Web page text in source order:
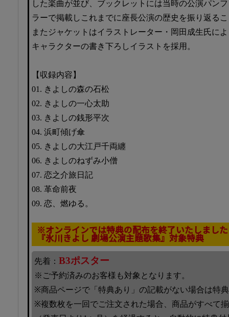
した楽曲が並び、ブックレットには当時の公演パン
ラーで掲載しこれまでに座長公演の歴史を振り返る
またジャケットはイラストレーター・岡田成生氏に
キャラクターの書き下ろしイラストを採用。
【収録内容】
01. きよしの森の石松
02. きよしの一心太助
03. きよしの銭形平次
04. 浜町傾げ傘
05. きよしの大江戸千両纏
06. きよしのねずみ小僧
07. 恋之介旅日記
08. 革命前夜
09. 恋、燃ゆる。
※オンラインでは特典の配布を終了いたしました
『氷川きよし 劇場公演主題歌集』対象特典
先着： B3ポスター
※ご予約済みのお客様も対象となります。
※商品ページで「特典あり」の記載がない場合は特
※複数枚を一回でご注文された場合、商品がすべて